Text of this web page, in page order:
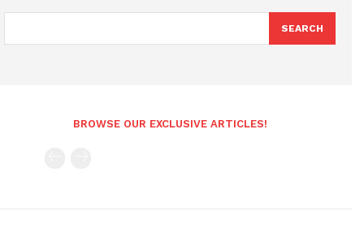
SEARCH
BROWSE OUR EXCLUSIVE ARTICLES!